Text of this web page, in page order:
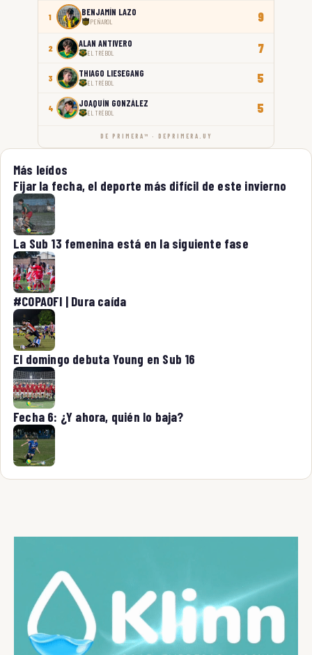
1 BENJAMÍN LAZO
PEÑAROL 9
2 ALAN ANTIVERO
EL TRÉBOL 7
3 THIAGO LIESEGANG
EL TRÉBOL 5
4 JOAQUÍN GONZÁLEZ
EL TRÉBOL 5
DE PRIMERA™ · DEPRIMERA.UY
Más leídos
Fijar la fecha, el deporte más difícil de este invierno
La Sub 13 femenina está en la siguiente fase
#COPAOFI | Dura caída
El domingo debuta Young en Sub 16
Fecha 6: ¿Y ahora, quién lo baja?